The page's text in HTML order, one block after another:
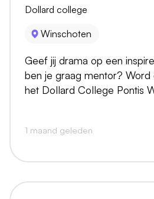
Dollard college
Winschoten
Geef jij drama op een
ben je graag mentor?
het Dollard College Pontis
1 maand geleden